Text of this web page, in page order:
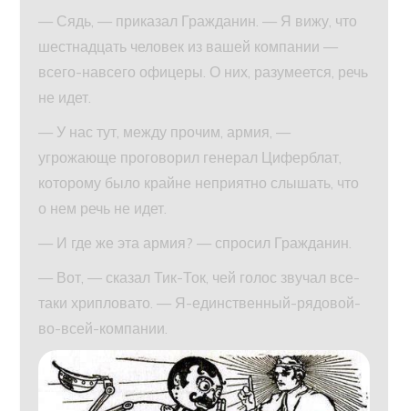
— Сядь, — приказал Гражданин. — Я вижу, что
шестнадцать человек из вашей компании —
всего-навсего офицеры. О них, разумеется, речь
не идет.
— У нас тут, между прочим, армия, —
угрожающе проговорил генерал Циферблат,
которому было крайне неприятно слышать, что
о нем речь не идет.
— И где же эта армия? — спросил Гражданин.
— Вот, — сказал Тик-Ток, чей голос звучал все-
таки хрипловато. — Я-единственный-рядовой-
во-всей-компании.